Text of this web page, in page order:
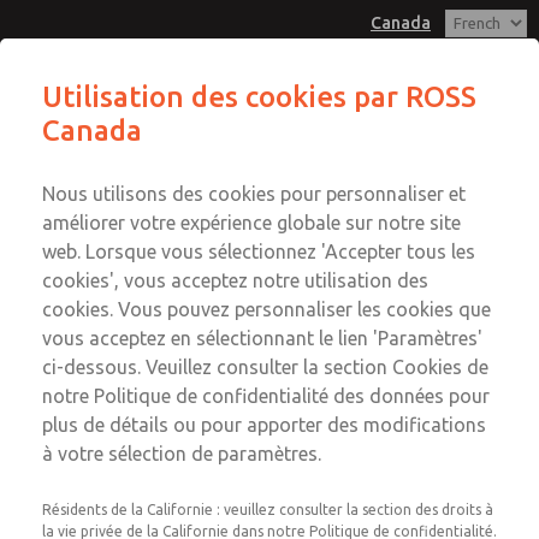
Canada
Connexion
Inscription
Série MD3
MD353ECB2C42Q
Envoyer cette page par e-mail
+1 (416) 251-7677
Service technique
+1 (416) 251-7677
Utilisation des cookies par ROSS
Canada
Nous utilisons des cookies pour personnaliser et
améliorer votre expérience globale sur notre site
web. Lorsque vous sélectionnez 'Accepter tous les
cookies', vous acceptez notre utilisation des
cookies. Vous pouvez personnaliser les cookies que
vous acceptez en sélectionnant le lien 'Paramètres'
ci-dessous. Veuillez consulter la section Cookies de
notre Politique de confidentialité des données pour
plus de détails ou pour apporter des modifications
à votre sélection de paramètres.
Résidents de la Californie : veuillez consulter la section des droits à
la vie privée de la Californie dans notre Politique de confidentialité.